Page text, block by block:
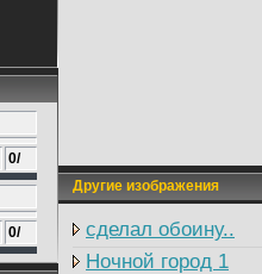
0/
0/
Другие изображения
сделал обоину..
Ночной город 1